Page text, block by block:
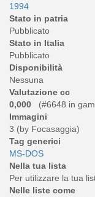
1994
Stato in patria
Pubblicato
Stato in Italia
Pubblicato
Disponibilità
Nessuna
Valutazione cc
0,000
(#6648 in
Immagini
3 (by Focasaggia)
Tag generici
MS-DOS
Nella tua lista
Per utilizzare la tua
Nelle liste come